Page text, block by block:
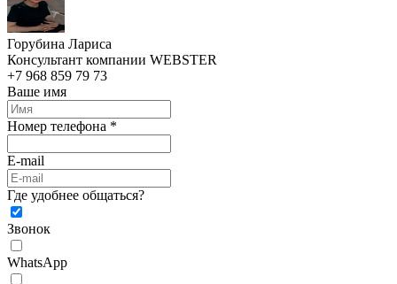
Горубина Лариса
Консультант компании WEBSTER
+7 968 859 79 73
Ваше имя
Номер телефона *
E-mail
Где удобнее общаться?
Звонок
WhatsApp